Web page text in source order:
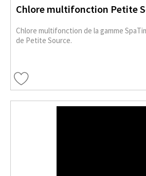
Chlore multifonction Petite
Chlore multifonction de la gamme
de Petite Source.